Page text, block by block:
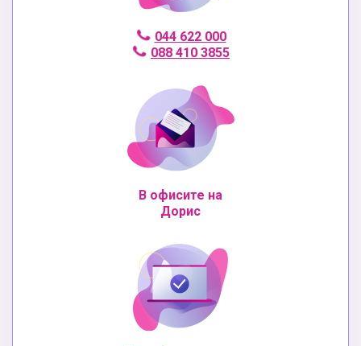
044 622 000
088 410 3855
В офисите на
Дорис